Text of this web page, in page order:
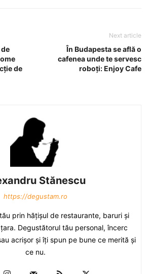
de
Next article
În Budapesta se află o
cafenea unde te servesc
roboţi: Enjoy Cafe
Stănescu
https://degustam.ro
prin hăţişul de restaurante, baruri şi
Degustătorul tău personal, încerc
acrişor şi îţi spun pe bune ce merită şi
ce nu.